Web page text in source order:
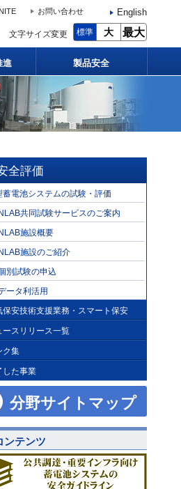
お問い合わせ English
文字サイズ変更 標準 大 最大
進 製品安全
全評価
蓄電池システムの試験・評価
共同試験サービスのご案内
施設概要
施設のご紹介
別試験の申込
ータ利活用
保安技術支援業務・スマート保安
ースリリース一覧
ク集
した事業
分野サイトマップ
ンテンツ